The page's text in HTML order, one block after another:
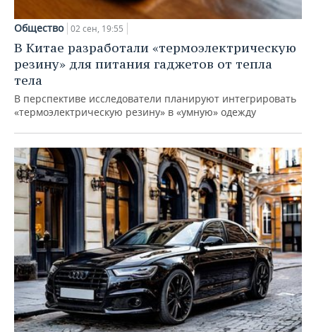
Общество 02 сен, 19:55
В Китае разработали «термоэлектрическую
резину» для питания гаджетов от тепла
тела
В перспективе исследователи планируют интегрировать
«термоэлектрическую резину» в «умную» одежду